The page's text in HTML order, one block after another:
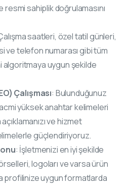
resmi sahiplik doğrulamasını
saatleri, özel tatil günleri,
ve telefon numarası gibi tüm
algoritmaya uygun şekilde
Çalışması: Bulunduğunuz
yüksek anahtar kelimeleri
ve hizmet
güçlendiriyoruz.
: İşletmenizi en iyi şekilde
logoları ve varsa ürün
profilinize uygun formatlarda